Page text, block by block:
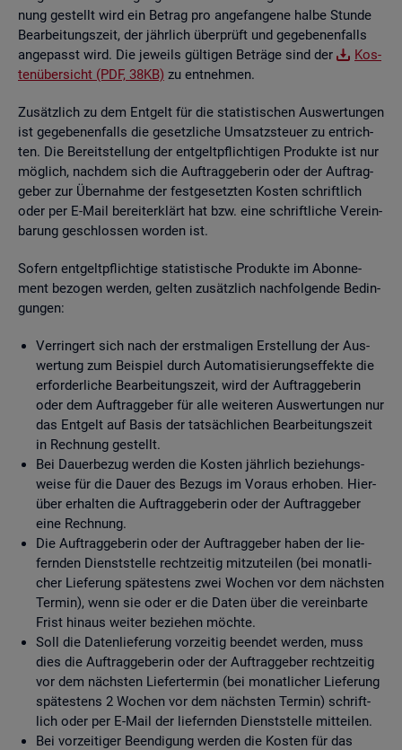
nung ge­stellt wird ein Be­trag pro an­ge­fan­ge­ne halbe Stun­de
Be­ar­bei­tungs­zeit, der jähr­lich über­prüft und ge­ge­be­nen­falls
an­ge­passt wird. Die je­weils gül­ti­gen Be­trä­ge sind der
Kos­
ten­über­sicht (PDF, 38KB) zu ent­neh­men.
Zu­sätz­lich zu dem Ent­gelt für die sta­tis­ti­schen Aus­wer­tun­gen
ist ge­ge­be­nen­falls die ge­setz­li­che Um­satz­steu­er zu ent­rich­
ten. Die Be­reit­stel­lung der ent­gelt­pflich­ti­gen Pro­duk­te ist nur
mög­lich, nach­dem sich die Auf­trag­ge­be­rin oder der Auf­trag­
ge­ber zur Über­nah­me der fest­ge­setz­ten Kos­ten schrift­lich
oder per E-Mail be­reit­er­klärt hat bzw. eine schrift­li­che Ver­ein­
ba­rung ge­schlos­sen wor­den ist.
So­fern ent­gelt­pflich­ti­ge sta­tis­ti­sche Pro­duk­te im Abon­ne­
ment be­zo­gen wer­den, gel­ten zu­sätz­lich nach­fol­gen­de Be­din­
gun­gen:
Ver­rin­gert sich nach der erst­ma­li­gen Er­stel­lung der Aus­
wer­tung zum Bei­spiel durch Au­to­ma­ti­sie­rungs­ef­fek­te die
er­for­der­li­che Be­ar­bei­tungs­zeit, wird der Auf­trag­ge­be­rin
oder dem Auf­trag­ge­ber für alle wei­te­ren Aus­wer­tun­gen nur
das Ent­gelt auf Basis der tat­säch­li­chen Be­ar­bei­tungs­zeit
in Rech­nung ge­stellt.
Bei Dau­er­be­zug wer­den die Kos­ten jähr­lich be­zie­hungs­
wei­se für die Dauer des Be­zugs im Vor­aus er­ho­ben. Hier­
über er­hal­ten die Auf­trag­ge­be­rin oder der Auf­trag­ge­ber
eine Rech­nung.
Die Auf­trag­ge­be­rin oder der Auf­trag­ge­ber haben der lie­
fern­den Dienst­stel­le recht­zei­tig mit­zu­tei­len (bei mo­nat­li­
cher Lie­fe­rung spä­tes­tens zwei Wo­chen vor dem nächs­ten
Ter­min), wenn sie oder er die Daten über die ver­ein­bar­te
Frist hin­aus wei­ter be­zie­hen möch­te.
Soll die Da­ten­lie­fe­rung vor­zei­tig be­en­det wer­den, muss
dies die Auf­trag­ge­be­rin oder der Auf­trag­ge­ber recht­zei­tig
vor dem nächs­ten Lie­fer­ter­min (bei mo­nat­li­cher Lie­fe­rung
spä­tes­tens 2 Wo­chen vor dem nächs­ten Ter­min) schrift­
lich oder per E-Mail der lie­fern­den Dienst­stel­le mit­tei­len.
Bei vor­zei­ti­ger Be­en­di­gung wer­den die Kos­ten für das